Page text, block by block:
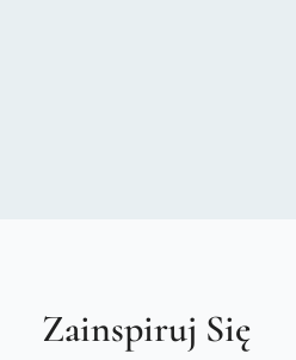
Zainspiruj Się